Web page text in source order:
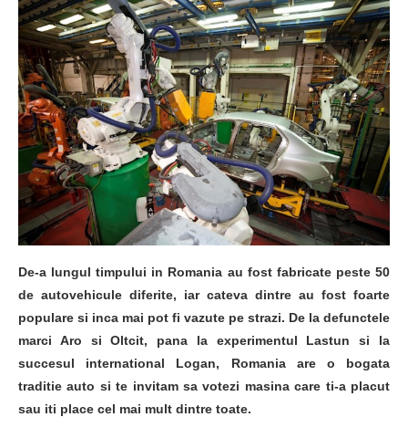
De-a lungul timpului in Romania au fost fabricate peste 50
de autovehicule diferite, iar cateva dintre au fost foarte
populare si inca mai pot fi vazute pe strazi. De la defunctele
marci Aro si Oltcit, pana la experimentul Lastun si la
succesul international Logan, Romania are o bogata
traditie auto si te invitam sa votezi masina care ti-a placut
sau iti place cel mai mult dintre toate.